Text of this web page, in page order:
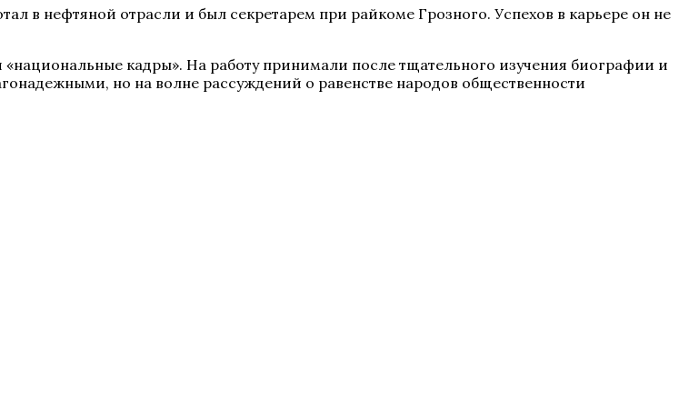
в нефтяной отрасли и был секретарем при райкоме Грозного. Успехов в карьере он не
кадры». На работу принимали после тщательного изучения биографии и
но на волне рассуждений о равенстве народов общественности